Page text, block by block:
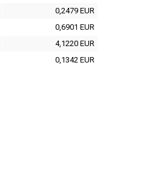
0,2479 EUR
0,6901 EUR
4,1220 EUR
0,1342 EUR